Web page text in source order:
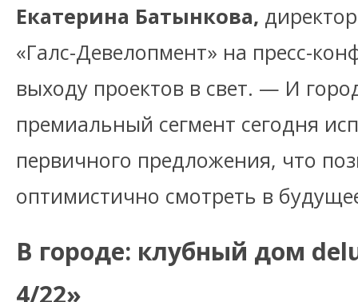
Екатерина Батынкова,
«Галс-Девелопмент» на пресс-
выходу проектов в свет. — И
премиальный сегмент сегодня
первичного предложения, что
оптимистично смотреть в
В городе: клубный дом
4/22»